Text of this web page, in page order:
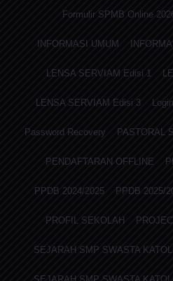
Formulir SPMB Online
INFORMASI UMUM
LENSA SERVIAM Edisi 1
LENSA SERVIAM Edisi 3 Login
Password Recovery PASTORAL
PENDAFTARAN OFFLINE
PPDB 2024/2025 PPDB 2025/
PROFIL SEKOLAH
SEJARAH SMP SWASTA